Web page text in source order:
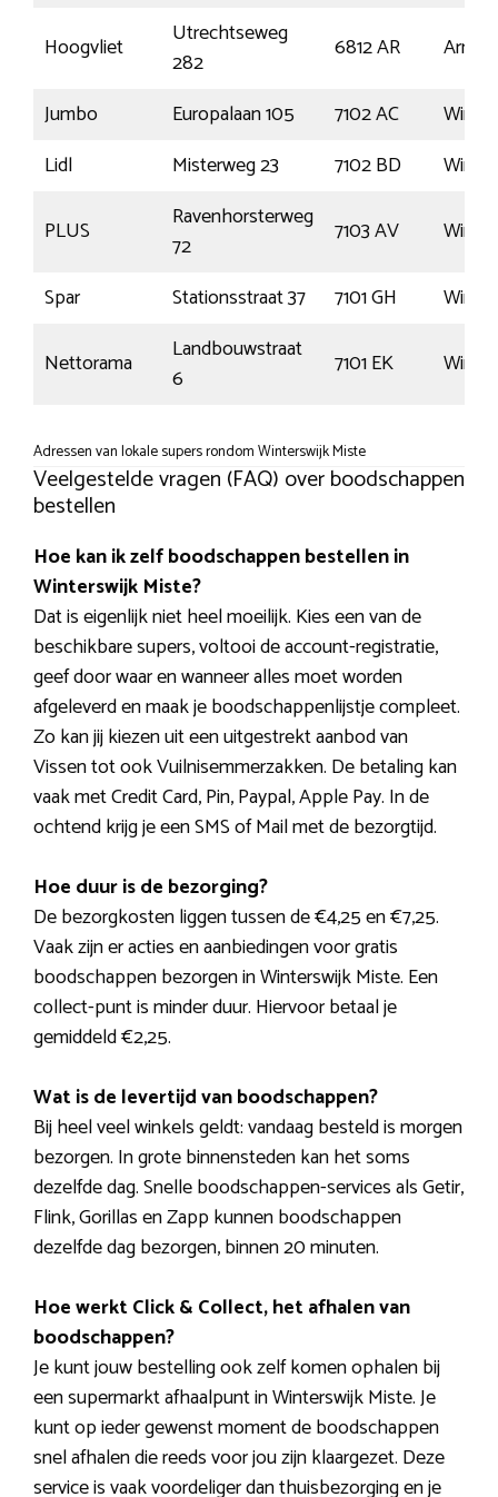
Hoogvliet
Utrechtseweg
282
6812 AR
Jumbo
Europalaan 105 7102 AC
Lidl
Misterweg 23 7102 BD
PLUS
Ravenhorsterweg
72
7103 AV
Spar
Stationsstraat 37 7101 GH
Nettorama
Landbouwstraat
6
7101 EK
Adressen van lokale supers rondom Winterswijk Miste
Veelgestelde vragen (FAQ) over boodschappen
bestellen
Hoe kan ik zelf boodschappen bestellen in
Winterswijk Miste?
Dat is eigenlijk niet heel moeilijk. Kies een van de
beschikbare supers, voltooi de account-registratie,
geef door waar en wanneer alles moet worden
afgeleverd en maak je boodschappenlijstje compleet.
Zo kan jij kiezen uit een uitgestrekt aanbod van
Vissen tot ook Vuilnisemmerzakken. De betaling kan
vaak met Credit Card, Pin, Paypal, Apple Pay. In de
ochtend krijg je een SMS of Mail met de bezorgtijd.
Hoe duur is de bezorging?
De bezorgkosten liggen tussen de €4,25 en €7,25.
Vaak zijn er acties en aanbiedingen voor gratis
boodschappen bezorgen in Winterswijk Miste. Een
collect-punt is minder duur. Hiervoor betaal je
gemiddeld €2,25.
Wat is de levertijd van boodschappen?
Bij heel veel winkels geldt: vandaag besteld is morgen
bezorgen. In grote binnensteden kan het soms
dezelfde dag. Snelle boodschappen-services als Getir,
Flink, Gorillas en Zapp kunnen boodschappen
dezelfde dag bezorgen, binnen 20 minuten.
Hoe werkt Click & Collect, het afhalen van
boodschappen?
Je kunt jouw bestelling ook zelf komen ophalen bij
een supermarkt afhaalpunt in Winterswijk Miste. Je
kunt op ieder gewenst moment de boodschappen
snel afhalen die reeds voor jou zijn klaargezet. Deze
service is vaak voordeliger dan thuisbezorging en je